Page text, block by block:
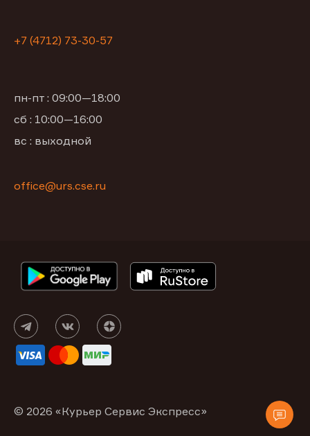
+7 (4712) 73-30-57
пн-пт : 09:00—18:00
сб : 10:00—16:00
вс : выходной
office@urs.cse.ru
© 2026 «Курьер Сервис Экспресс»